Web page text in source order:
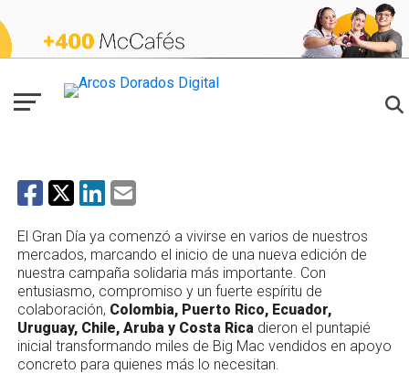
NOTICIAS
El Gran Día: una celebración solidaria que
El Gran Día ya comenzó a vivirse en varios de nuestros
mercados, marcando el inicio de una nueva edición de
nuestra campaña solidaria más importante. Con
entusiasmo, compromiso y un fuerte espíritu de
colaboración, Colombia, Puerto Rico, Ecuador,
Uruguay, Chile, Aruba y Costa Ricadieron el puntapié
inicial transformando miles de Big Mac vendidos en apoyo
concreto para quienes más lo necesitan.